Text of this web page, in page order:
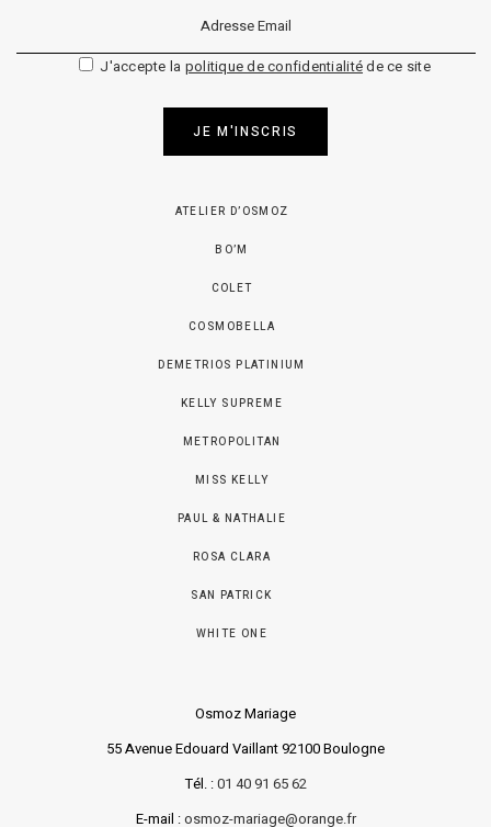
J'accepte la politique de confidentialitéde ce site
JE M'INSCRIS
ATELIER D’OSMOZ
BO’M
COLET
COSMOBELLA
DEMETRIOS PLATINIUM
KELLY SUPREME
METROPOLITAN
MISS KELLY
PAUL & NATHALIE
ROSA CLARA
SAN PATRICK
WHITE ONE
Osmoz Mariage
55 Avenue Edouard Vaillant 92100 Boulogne
Tél. :01 40 91 65 62
E-mail :osmoz-mariage@orange.fr